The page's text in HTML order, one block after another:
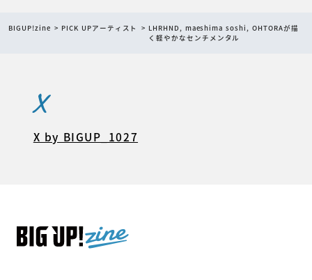
BIGUP!zine PICK UPアーティスト
LHRHND, maeshima soshi, OHTORAが描
く軽やかなセンチメンタル
X
X by BIGUP_1027